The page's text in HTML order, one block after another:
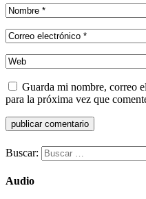
Guarda mi nombre, correo
para la próxima vez que
Buscar:
Audio